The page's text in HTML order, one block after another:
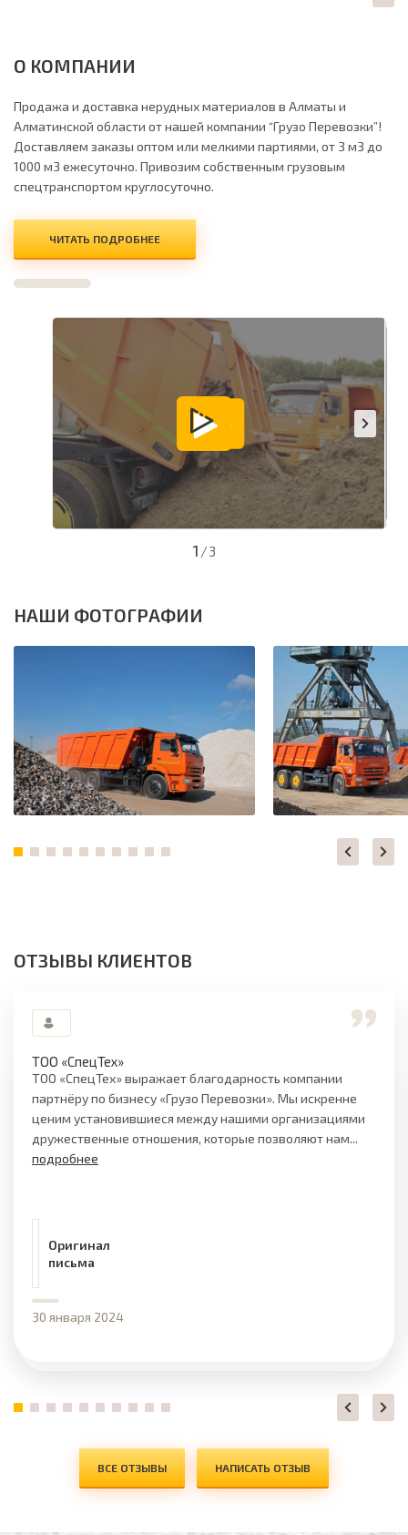
О КОМПАНИИ
Продажа и доставка нерудных материалов в Алматы и
Алматинской области от нашей компании “Грузо Перевозки”!
Доставляем заказы оптом или мелкими партиями, от 3 м3 до
1000 м3 ежесуточно. Привозим собственным грузовым
спецтранспортом круглосуточно.
ЧИТАТЬ ПОДРОБНЕЕ
1 /3
НАШИ ФОТОГРАФИИ
ОТЗЫВЫ КЛИЕНТОВ
ТОО «СпецТех»
ТОО «СпецТех» выражает благодарность компании
партнёру по бизнесу «Грузо Перевозки». Мы искренне
ценим установившиеся между нашими организациями
дружественные отношения, которые позволяют нам...
подробнее
Оригинал
письма
30 января 2024
ВСЕ ОТЗЫВЫ НАПИСАТЬ ОТЗЫВ